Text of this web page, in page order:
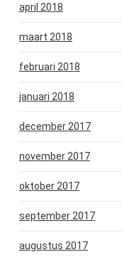
april 2018
maart 2018
februari 2018
januari 2018
december 2017
november 2017
oktober 2017
september 2017
augustus 2017